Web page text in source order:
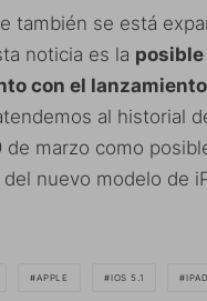
también se está
noticia es la
con el
al historial
de marzo como
nuevo modelo de
APPLE IOS 5.1